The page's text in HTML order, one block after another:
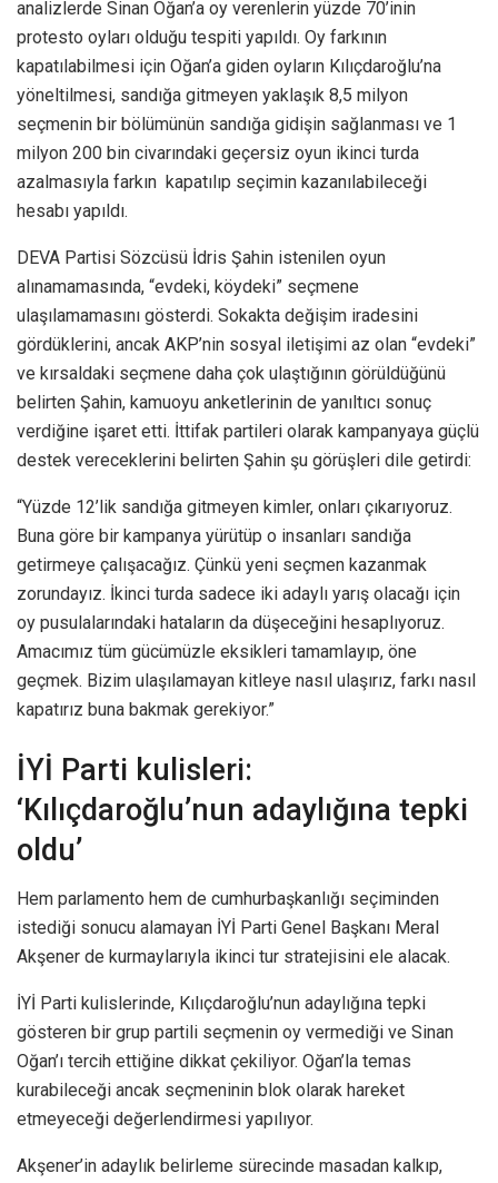
analizlerde Sinan Oğan’a oy verenlerin yüzde 70’inin
protesto oyları olduğu tespiti yapıldı. Oy farkının
kapatılabilmesi için Oğan’a giden oyların Kılıçdaroğlu’na
yöneltilmesi, sandığa gitmeyen yaklaşık 8,5 milyon
seçmenin bir bölümünün sandığa gidişin sağlanması ve 1
milyon 200 bin civarındaki geçersiz oyun ikinci turda
azalmasıyla farkın kapatılıp seçimin kazanılabileceği
hesabı yapıldı.
DEVA Partisi Sözcüsü İdris Şahin istenilen oyun
alınamamasında, “evdeki, köydeki” seçmene
ulaşılamamasını gösterdi. Sokakta değişim iradesini
gördüklerini, ancak AKP’nin sosyal iletişimi az olan “evdeki”
ve kırsaldaki seçmene daha çok ulaştığının görüldüğünü
belirten Şahin, kamuoyu anketlerinin de yanıltıcı sonuç
verdiğine işaret etti. İttifak partileri olarak kampanyaya güçlü
destek vereceklerini belirten Şahin şu görüşleri dile getirdi:
“Yüzde 12’lik sandığa gitmeyen kimler, onları çıkarıyoruz.
Buna göre bir kampanya yürütüp o insanları sandığa
getirmeye çalışacağız. Çünkü yeni seçmen kazanmak
zorundayız. İkinci turda sadece iki adaylı yarış olacağı için
oy pusulalarındaki hataların da düşeceğini hesaplıyoruz.
Amacımız tüm gücümüzle eksikleri tamamlayıp, öne
geçmek. Bizim ulaşılamayan kitleye nasıl ulaşırız, farkı nasıl
kapatırız buna bakmak gerekiyor.”
İYİ Parti kulisleri:
‘Kılıçdaroğlu’nun adaylığına tepki
oldu’
Hem parlamento hem de cumhurbaşkanlığı seçiminden
istediği sonucu alamayan İYİ Parti Genel Başkanı Meral
Akşener de kurmaylarıyla ikinci tur stratejisini ele alacak.
İYİ Parti kulislerinde, Kılıçdaroğlu’nun adaylığına tepki
gösteren bir grup partili seçmenin oy vermediği ve Sinan
Oğan’ı tercih ettiğine dikkat çekiliyor. Oğan’la temas
kurabileceği ancak seçmeninin blok olarak hareket
etmeyeceği değerlendirmesi yapılıyor.
Akşener’in adaylık belirleme sürecinde masadan kalkıp,